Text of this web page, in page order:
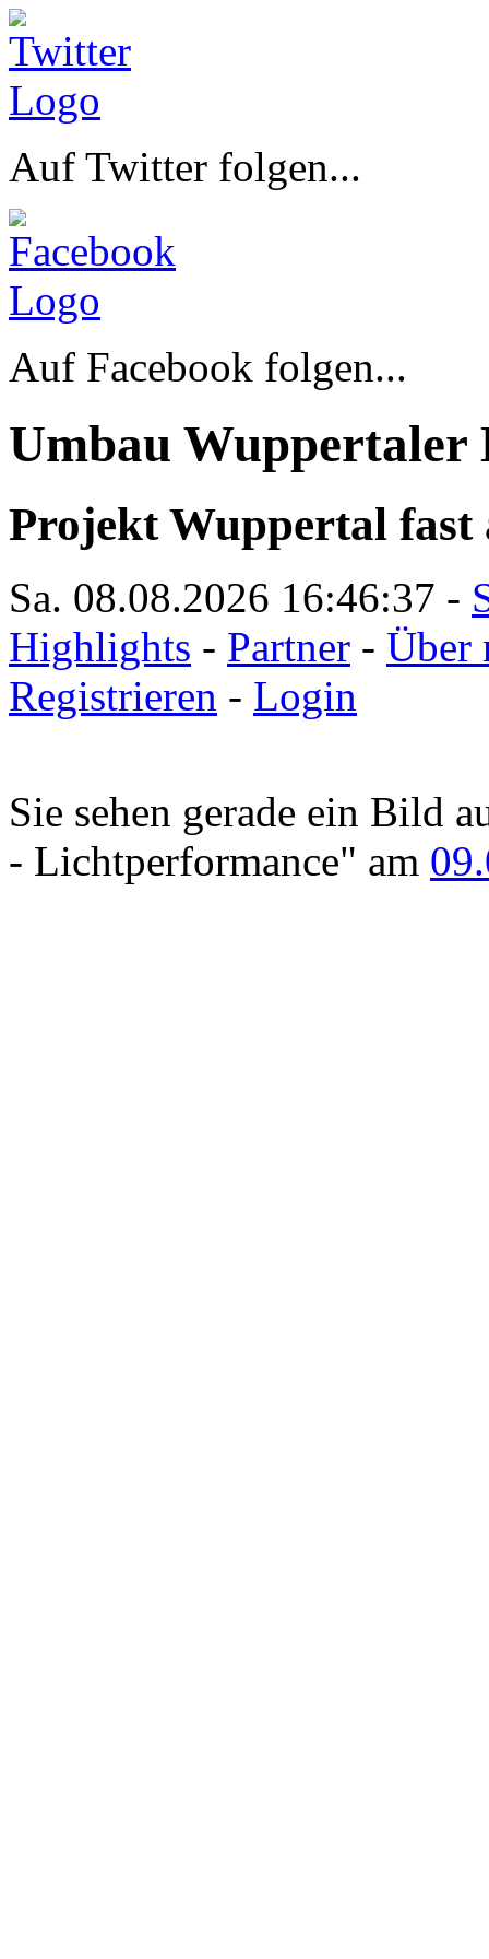
Auf Twitter folgen...
Auf Facebook folgen...
Umbau Wuppertaler
Projekt Wuppertal fast
Sa. 08.08.2026 16:46:37 -
Highlights - Partner - Über
Registrieren - Login
Sie sehen gerade ein Bild
- Lichtperformance" am